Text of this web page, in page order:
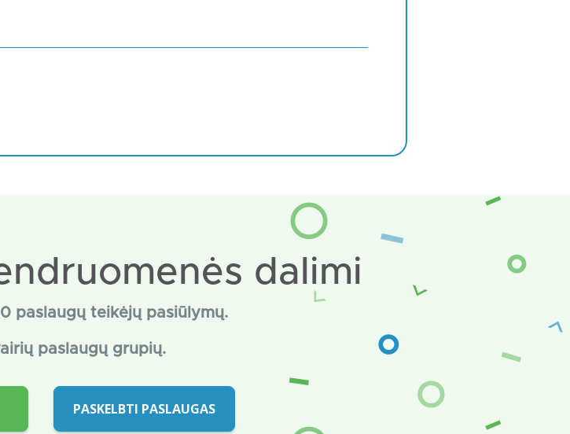
dalimi
paslaugų teikėjų pasiūlymų.
paslaugų grupių.
PASKELBTI PASLAUGAS